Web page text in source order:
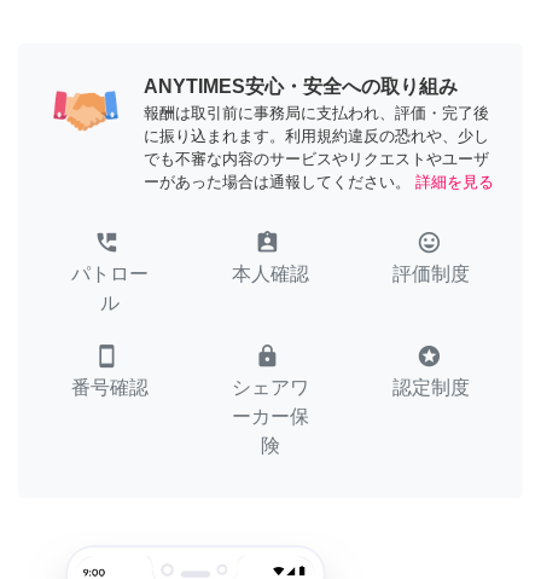
ANYTIMES安心・安全への取り組み
報酬は取引前に事務局に支払われ、評価・完了後
に振り込まれます。利用規約違反の恐れや、少し
でも不審な内容のサービスやリクエストやユーザ
ーがあった場合は通報してください。
詳細を見る
perm_phone_msg
パトロー
ル
assignment_ind
本人確認
tag_faces
評価制度
smartphone
番号確認
lock
シェアワ
ーカー保
険
stars
認定制度